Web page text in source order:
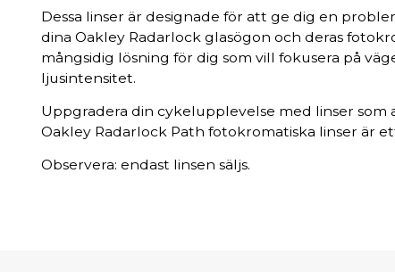
Dessa linser är designade för att ge dig en
dina Oakley Radarlock glasögon och deras
mångsidig lösning för dig som vill fokusera på
ljusintensitet.
Uppgradera din cykelupplevelse med linser som
Oakley Radarlock Path fotokromatiska linser är
Observera: endast linsen säljs.